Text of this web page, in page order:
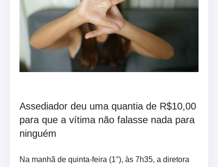
Assediador deu uma quantia de R$10,00
para que a vítima não falasse nada para
ninguém
Na manhã de quinta-feira (1°), às 7h35, a diretora